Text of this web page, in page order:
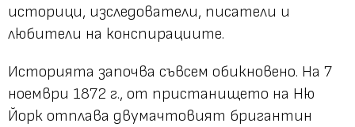
историци, изследователи, писатели и
любители на конспирациите.
Историята започва съвсем обикновено. На 7
ноември 1872 г., от пристанището на Ню
Йорк отплава двумачтовият бригантин